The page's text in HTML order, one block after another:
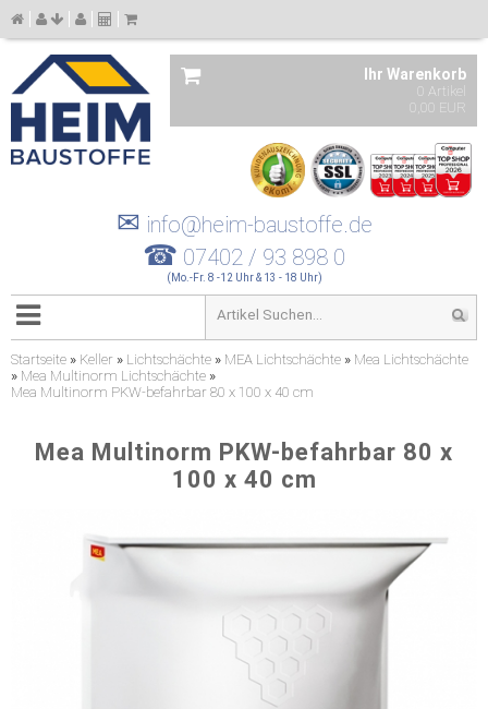
Ihr Warenkorb
0 Artikel
0,00 EUR
✉ info@heim-baustoffe.de
☎ 07402 / 93 898 0
(Mo.-Fr. 8 -12 Uhr & 13 - 18 Uhr)
Startseite » Keller » Lichtschächte » MEA Lichtschächte » Mea Lichtschächte
» Mea Multinorm Lichtschächte »
Mea Multinorm PKW-befahrbar 80 x 100 x 40 cm
Mea Multinorm PKW-befahrbar 80 x
100 x 40 cm